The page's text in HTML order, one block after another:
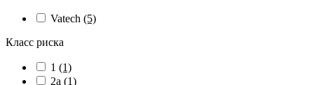
Vatech (5)
Класс риска
1 (1)
2а (1)